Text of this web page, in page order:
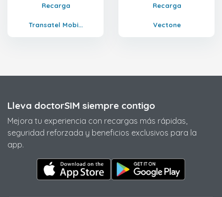
Recarga
Transatel Mobi...
Recarga
Vectone
Lleva doctorSIM siempre contigo
Mejora tu experiencia con recargas más rápidas,
seguridad reforzada y beneficios exclusivos para la
app.